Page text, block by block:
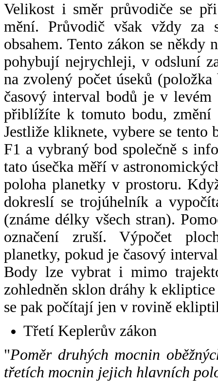
Velikost i směr průvodiče se
mění. Průvodič však vždy za
obsahem. Tento zákon se někdy
pohybují nejrychleji, v odsluní
na zvolený počet úseků
časový interval bodů je v
přiblížíte k tomuto bodu,
Jestliže kliknete, vybere se tento
F1 a vybraný bod společně s
tato úsečka měří v
poloha planetky v prostoru.
dokreslí se trojúhelník a
(známe délky všech stran).
označení zruší. Výpočet
planetky, pokud je časový
Body lze vybrat i mimo
zohledněn sklon dráhy k
se pak počítají jen v rovině
Třetí Keplerův zákon
"Poměr druhých mocnin
třetích mocnin jejich hlavních